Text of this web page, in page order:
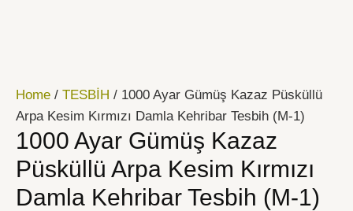
Home / TESBİH / 1000 Ayar Gümüş Kazaz Püsküllü
Arpa Kesim Kırmızı Damla Kehribar Tesbih (M-1)
1000 Ayar Gümüş Kazaz
Püsküllü Arpa Kesim Kırmızı
Damla Kehribar Tesbih (M-1)
Püsküllü
Arpa
Kesim
Kırmızı
Damla
Kehribar